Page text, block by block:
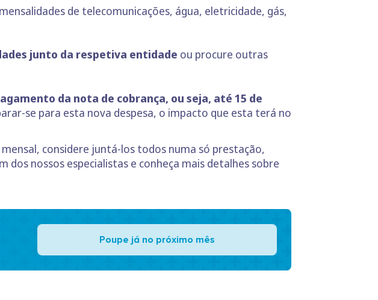
de telecomunicações, água, eletricidade, gás,
junto da respetiva entidade ou procure outras
da nota de cobrança, ou seja, até 15 de
se para esta nova despesa, o impacto que esta terá no
considere juntá-los todos numa só prestação,
nossos especialistas e conheça mais detalhes sobre
Poupe já no próximo mês